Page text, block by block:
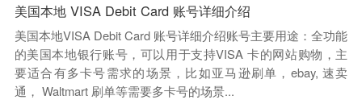
美国本地 VISA Debit Card 账号详细介绍
美国本地VISA Debit Card 账号详细介绍账号主要用途：全功能
的美国本地银行账号，可以用于支持VISA 卡的网站购物，主
要适合有多卡号需求的场景，比如亚马逊刷单，ebay, 速卖
通， Waltmart 刷单等需要多卡号的场景...